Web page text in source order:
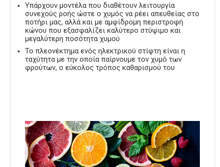
Υπάρχουν μοντέλα που διαθέτουν λειτουργία
συνεχούς ροής ώστε ο χυμός να ρέει απευθείας στο
ποτήρι μας, αλλά και με αμφίδρομη περιστροφή
κώνου που εξασφαλίζει καλύτερο στύψιμο και
μεγαλύτερη ποσότητα χυμού
Το πλεονέκτημα ενός ηλεκτρικού στίφτη είναι η
ταχύτητα με την οποία παίρνουμε τον χυμό των
φρούτων, ο εύκολος τρόπος καθαρισμού του